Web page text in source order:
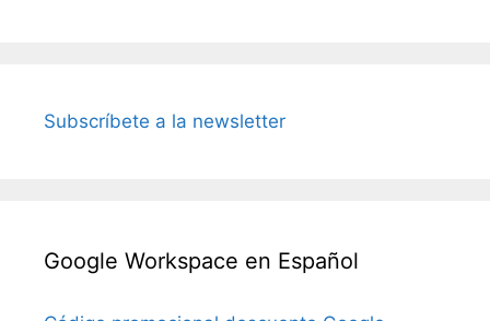
Subscríbete a la newsletter
Google Workspace en Español